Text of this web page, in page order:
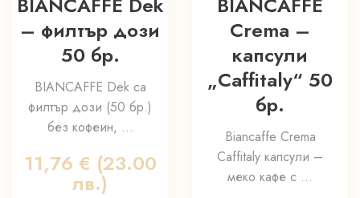
– филтър дози
50 бр.
BIANCAFFE Dek са
филтър дози (50 бр.)
без кофеин, ...
11,76 € (23.00
лв.)
Crema –
капсули
„Caffitaly“ 50
бр.
Biancaffe Crema
Caffitaly капсули –
меко кафе с ...